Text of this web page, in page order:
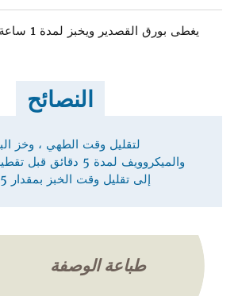
يغطى بورق
النصائح
لتقليل وقت الطهي ، وخز
والميكروويف لمدة 5
إلى تقليل وقت الخبز بمقدار 15 إلى 20 دقيقة.
طباعة الوصفة